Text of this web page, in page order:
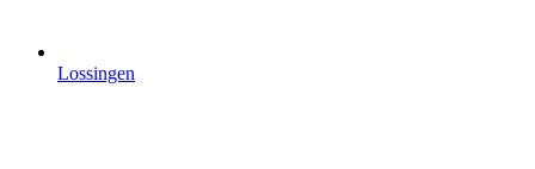
Lossingen